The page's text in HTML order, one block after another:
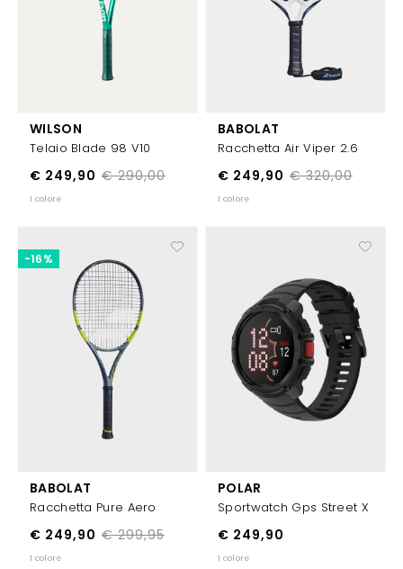
WILSON
Telaio Blade 98 V10
€ 290,00
€ 249,90
1 colore
BABOLAT
Racchetta Air Viper 2.6
€ 320,00
€ 249,90
1 colore
BABOLAT
Racchetta Pure Aero
€ 299,95
€ 249,90
-16%
1 colore
POLAR
Sportwatch Gps Street X
€ 249,90
1 colore